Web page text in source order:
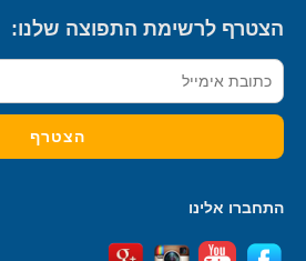
הצטרף לרשימת התפוצה שלנו:
התחברו אלינו